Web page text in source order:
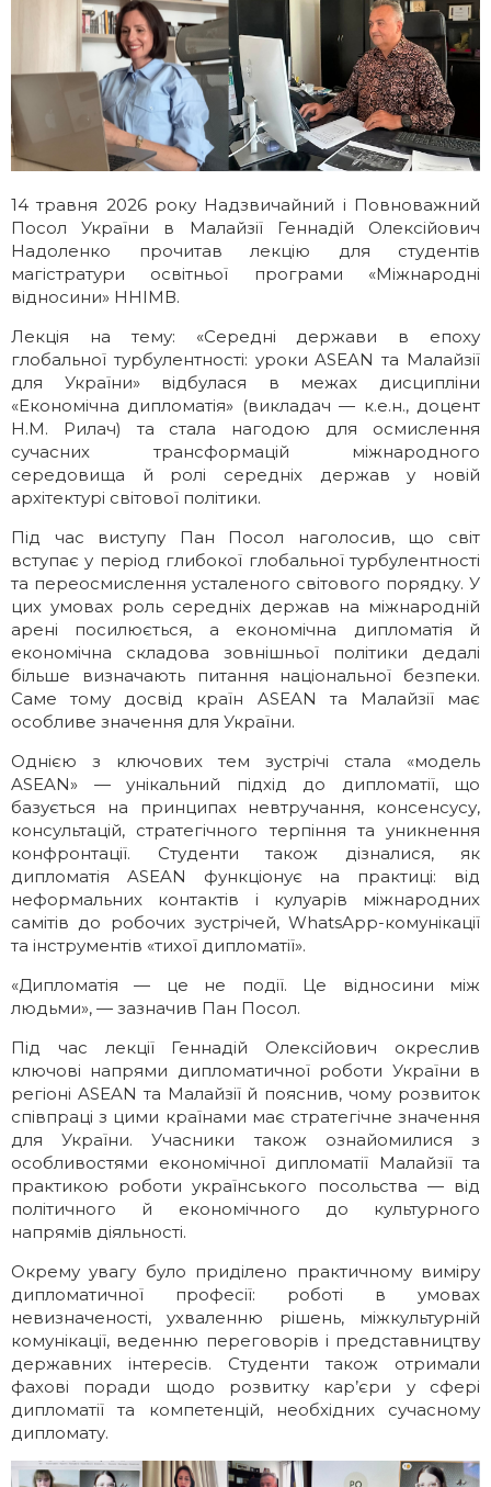
14 травня 2026 року Надзвичайний і Повноважний
Посол України в Малайзії Геннадій Олексійович
Надоленко прочитав лекцію для студентів
магістратури освітньої програми «Міжнародні
відносини» ННІМВ.
Лекція на тему: «Середні держави в епоху
глобальної турбулентності: уроки ASEAN та Малайзії
для України» відбулася в межах дисципліни
«Економічна дипломатія» (викладач — к.е.н., доцент
Н.М. Рилач) та стала нагодою для осмислення
сучасних трансформацій міжнародного
середовища й ролі середніх держав у новій
архітектурі світової політики.
Під час виступу Пан Посол наголосив, що світ
вступає у період глибокої глобальної турбулентності
та переосмислення усталеного світового порядку. У
цих умовах роль середніх держав на міжнародній
арені посилюється, а економічна дипломатія й
економічна складова зовнішньої політики дедалі
більше визначають питання національної безпеки.
Саме тому досвід країн ASEAN та Малайзії має
особливе значення для України.
Однією з ключових тем зустрічі стала «модель
ASEAN» — унікальний підхід до дипломатії, що
базується на принципах невтручання, консенсусу,
консультацій, стратегічного терпіння та уникнення
конфронтації. Студенти також дізналися, як
дипломатія ASEAN функціонує на практиці: від
неформальних контактів і кулуарів міжнародних
самітів до робочих зустрічей, WhatsApp-комунікації
та інструментів «тихої дипломатії».
«Дипломатія — це не події. Це відносини між
людьми», — зазначив Пан Посол.
Під час лекції Геннадій Олексійович окреслив
ключові напрями дипломатичної роботи України в
регіоні ASEAN та Малайзії й пояснив, чому розвиток
співпраці з цими країнами має стратегічне значення
для України. Учасники також ознайомилися з
особливостями економічної дипломатії Малайзії та
практикою роботи українського посольства — від
політичного й економічного до культурного
напрямів діяльності.
Окрему увагу було приділено практичному виміру
дипломатичної професії: роботі в умовах
невизначеності, ухваленню рішень, міжкультурній
комунікації, веденню переговорів і представництву
державних інтересів. Студенти також отримали
фахові поради щодо розвитку кар’єри у сфері
дипломатії та компетенцій, необхідних сучасному
дипломату.
Галерея
ІМВ Hall Art Gallery
Бізнес-школа
Школа молодого українського
дипломата
Громадські обговорення
Освітні програми
Англомовні програми
Заочна магістратура
Майстер-класи МЗС України в ННІМВ